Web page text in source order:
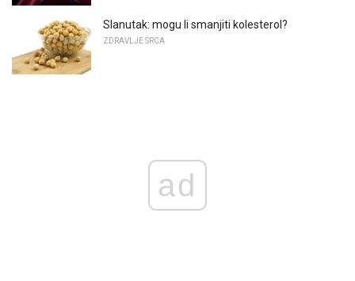
Slanutak: mogu li smanjiti kolesterol?
ZDRAVLJE SRCA
ad